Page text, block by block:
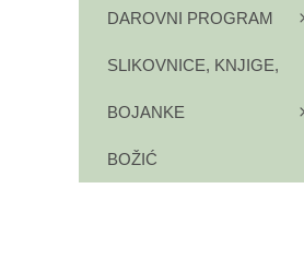
DAROVNI PROGRAM
SLIKOVNICE, KNJIGE,
BOJANKE
BOŽIĆ